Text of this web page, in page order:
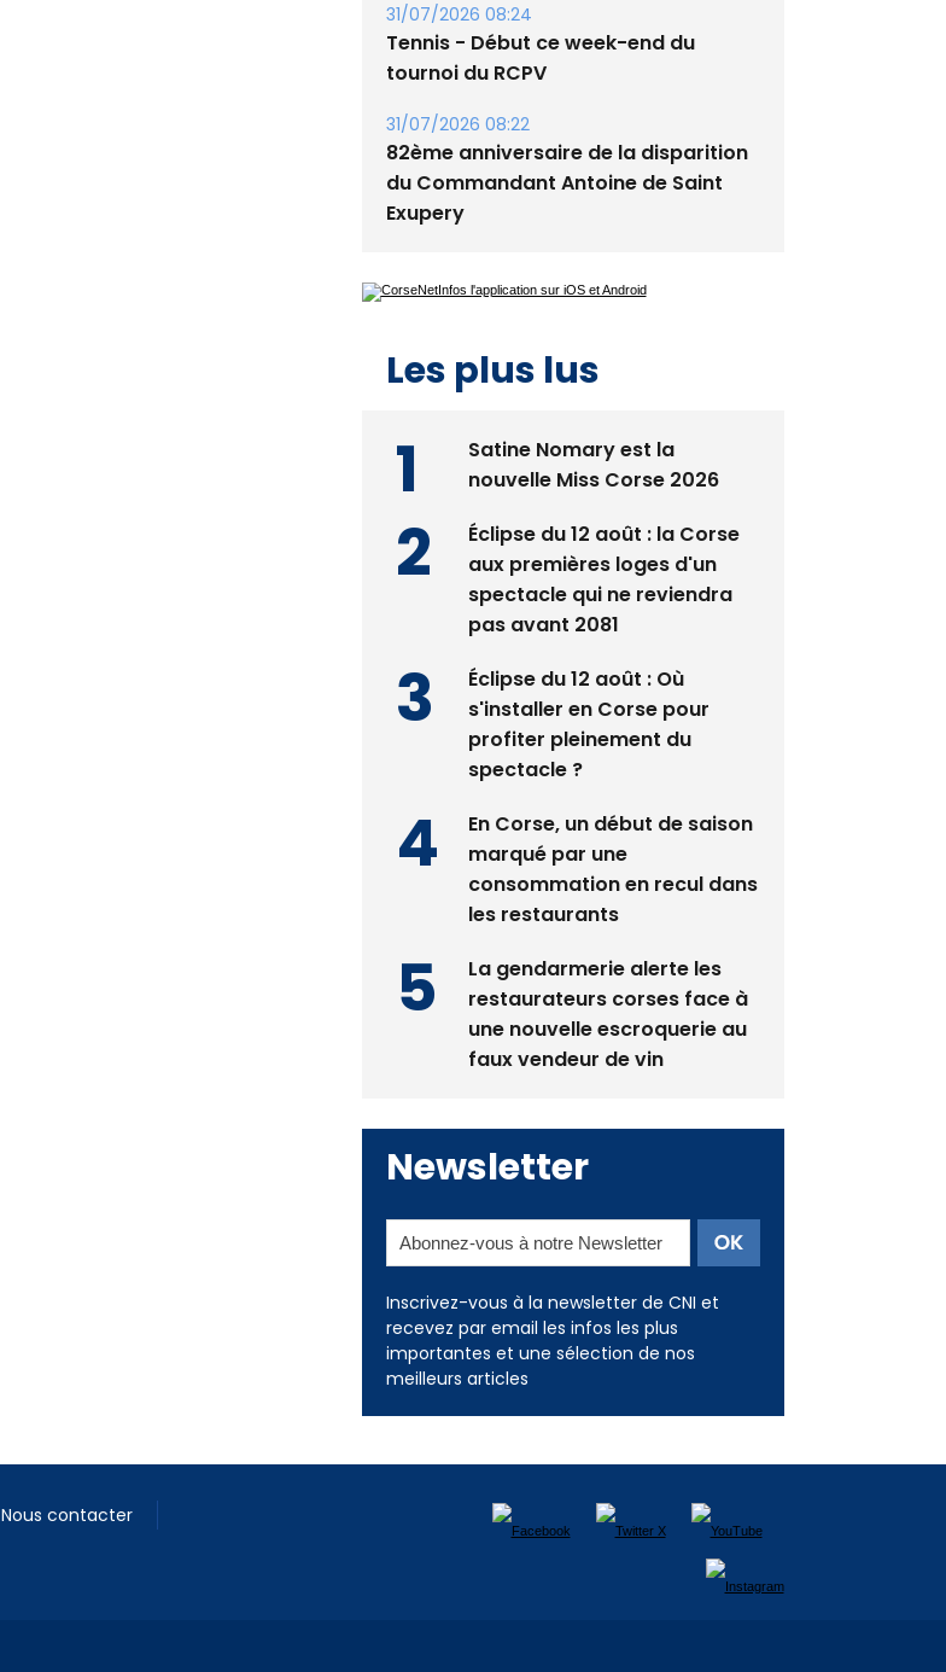
31/07/2026 08:24
Tennis - Début ce week-end du
tournoi du RCPV
31/07/2026 08:22
82ème anniversaire de la disparition
du Commandant Antoine de Saint
Exupery
Les plus lus
Satine Nomary est la
nouvelle Miss Corse 2026
Éclipse du 12 août : la Corse
aux premières loges d'un
spectacle qui ne reviendra
pas avant 2081
Éclipse du 12 août : Où
s'installer en Corse pour
profiter pleinement du
spectacle ?
En Corse, un début de saison
marqué par une
consommation en recul dans
les restaurants
La gendarmerie alerte les
restaurateurs corses face à
une nouvelle escroquerie au
faux vendeur de vin
Newsletter
Inscrivez-vous à la newsletter de CNI et
recevez par email les infos les plus
importantes et une sélection de nos
meilleurs articles
Nous contacter